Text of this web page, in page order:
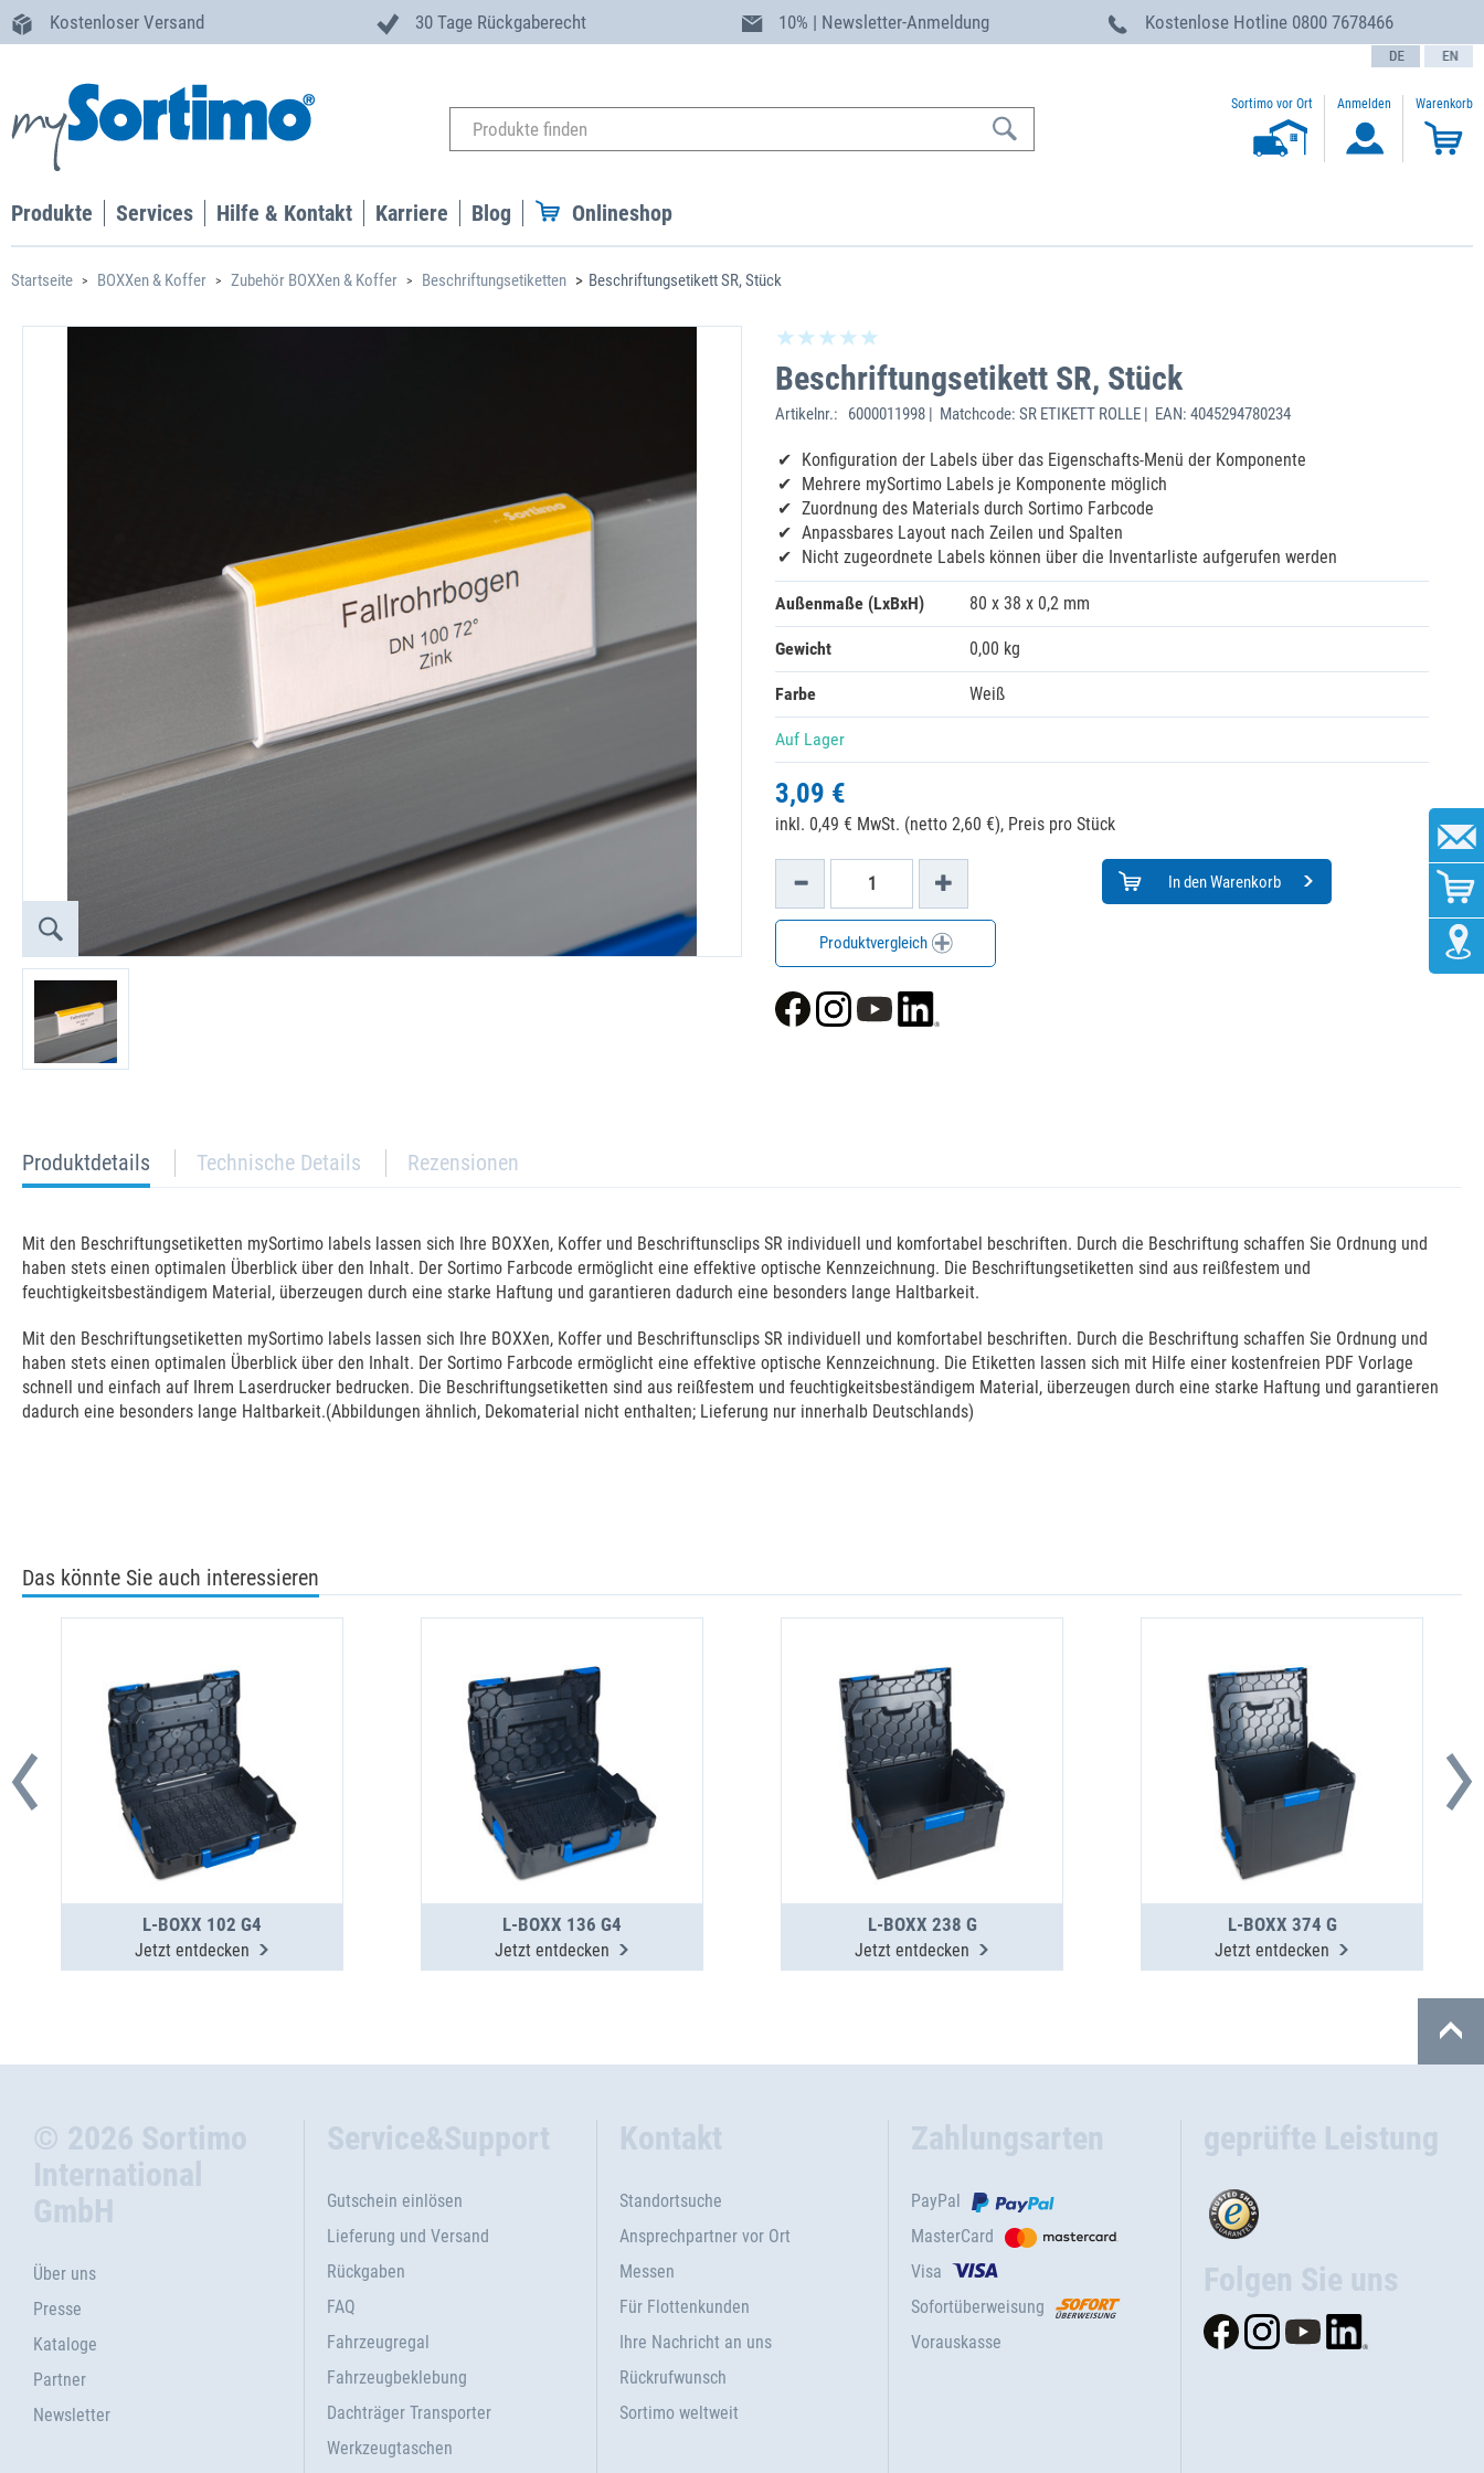
Kostenloser Versand 30 Tage Rückgaberecht 10% | Newsletter-Anmeldung Kostenlose Hotline 0800 7678466
text.language
Sortimo vor Ort Anmelden Warenkorb
Produkte Services Hilfe & Kontakt Karriere Blog Onlineshop
Startseite BOXXen & Koffer Zubehör BOXXen & Koffer Beschriftungsetiketten Beschriftungsetikett SR, Stück
Beschriftungsetikett SR, Stück
Artikelnr.: 6000011998 | Matchcode: SR ETIKETT ROLLE | EAN: 4045294780234
Konfiguration der Labels über das Eigenschafts-Menü der Komponente
Mehrere mySortimo Labels je Komponente möglich
Zuordnung des Materials durch Sortimo Farbcode
Anpassbares Layout nach Zeilen und Spalten
Nicht zugeordnete Labels können über die Inventarliste aufgerufen werden
Außenmaße (LxBxH) 80 x 38 x 0,2 mm
Gewicht 0,00 kg
Farbe Weiß
Auf Lager
3,09 €
inkl. 0,49 € MwSt. (netto 2,60 €), Preis pro Stück
In den Warenkorb
Produktvergleich
current
tab:
Produktdetails Technische Details Rezensionen
Mit den Beschriftungsetiketten mySortimo labels lassen sich Ihre BOXXen, Koffer und Beschriftunsclips SR individuell und komfortabel beschriften. Durch die Beschriftung schaffen Sie Ordnung und
haben stets einen optimalen Überblick über den Inhalt. Der Sortimo Farbcode ermöglicht eine effektive optische Kennzeichnung. Die Beschriftungsetiketten sind aus reißfestem und
feuchtigkeitsbeständigem Material, überzeugen durch eine starke Haftung und garantieren dadurch eine besonders lange Haltbarkeit.
Mit den Beschriftungsetiketten mySortimo labels lassen sich Ihre BOXXen, Koffer und Beschriftunsclips SR individuell und komfortabel beschriften. Durch die Beschriftung schaffen Sie Ordnung und
haben stets einen optimalen Überblick über den Inhalt. Der Sortimo Farbcode ermöglicht eine effektive optische Kennzeichnung. Die Etiketten lassen sich mit Hilfe einer kostenfreien PDF Vorlage
schnell und einfach auf Ihrem Laserdrucker bedrucken. Die Beschriftungsetiketten sind aus reißfestem und feuchtigkeitsbeständigem Material, überzeugen durch eine starke Haftung und garantieren
dadurch eine besonders lange Haltbarkeit.(Abbildungen ähnlich, Dekomaterial nicht enthalten; Lieferung nur innerhalb Deutschlands)
Das könnte Sie auch interessieren
L-BOXX 102 G4
Jetzt entdecken
L-BOXX 136 G4
Jetzt entdecken
L-BOXX 238 G
Jetzt entdecken
L-BOXX 374 G
Jetzt entdecken
© 2026 Sortimo
International
GmbH
Über uns
Presse
Kataloge
Partner
Newsletter
Service&Support
Gutschein einlösen
Lieferung und Versand
Rückgaben
FAQ
Fahrzeugregal
Fahrzeugbeklebung
Dachträger Transporter
Werkzeugtaschen
Kontakt
Standortsuche
Ansprechpartner vor Ort
Messen
Für Flottenkunden
Ihre Nachricht an uns
Rückrufwunsch
Sortimo weltweit
Zahlungsarten
PayPal
MasterCard
Visa
Sofortüberweisung
Vorauskasse
geprüfte Leistung
Folgen Sie uns